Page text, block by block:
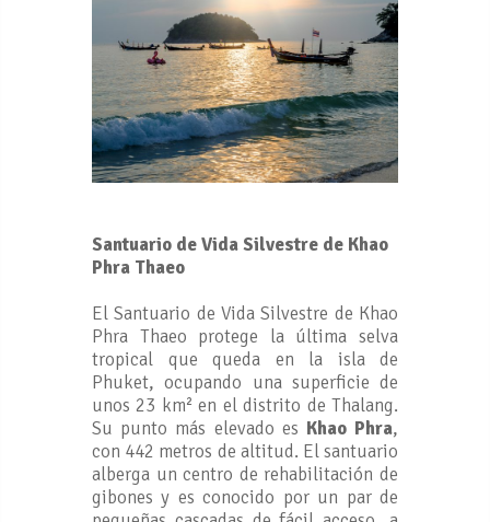
Santuario de Vida Silvestre de Khao
Phra Thaeo
El Santuario de Vida Silvestre de Khao
Phra Thaeo protege la última selva
tropical que queda en la isla de
Phuket, ocupando una superficie de
unos 23 km² en el distrito de Thalang.
Su punto más elevado es Khao Phra,
con 442 metros de altitud. El santuario
alberga un centro de rehabilitación de
gibones y es conocido por un par de